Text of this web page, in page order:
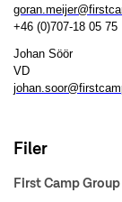
+46 (0)707-18 05 75
Johan Söör
VD
Filer
First Camp